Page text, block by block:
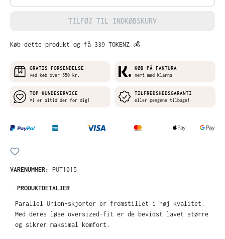
TILFØJ TIL INDKØBSKURV
Køb dette produkt og få 339 TOKENZ 💰
GRATIS FORSENDELSE
ved køb over 550 kr.
KØB PÅ FAKTURA
nemt med Klarna
TOP KUNDESERVICE
Vi er altid der for dig!
TILFREDSHEDSGARANTI
eller pengene tilbage!
VARENUMMER: PUT1015
- PRODUKTDETALJER
Parallel Union-skjorter er fremstillet i høj kvalitet.
Med deres løse oversized-fit er de bevidst lavet større
og sikrer maksimal komfort.